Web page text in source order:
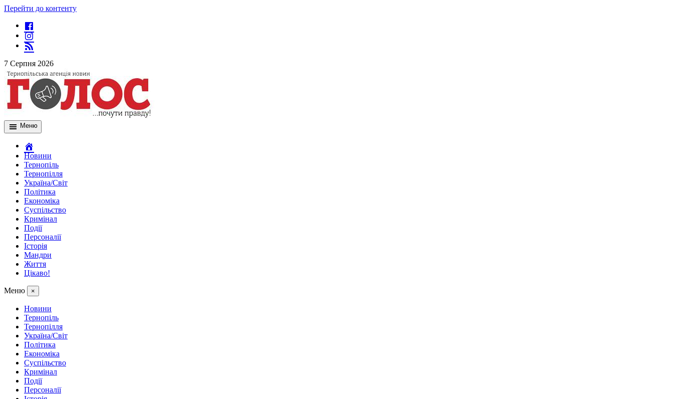
Перейти до контенту
7 Серпня 2026
Меню
Новини
Тернопіль
Тернопілля
Україна/Світ
Політика
Економіка
Суспільство
Кримінал
Події
Персоналії
Історія
Мандри
Життя
Цікаво!
Меню ×
Новини
Тернопіль
Тернопілля
Україна/Світ
Політика
Економіка
Суспільство
Кримінал
Події
Персоналії